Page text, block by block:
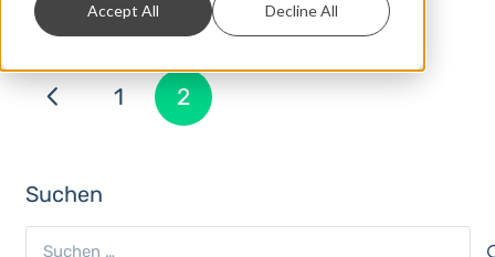
Accept All Decline All
1 2
Suchen